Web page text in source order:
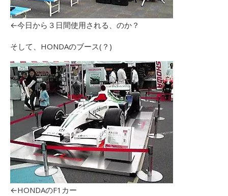
←今日から３日間使用される、のか？
そして、HONDAのブース(？)
←HONDAのF1カー